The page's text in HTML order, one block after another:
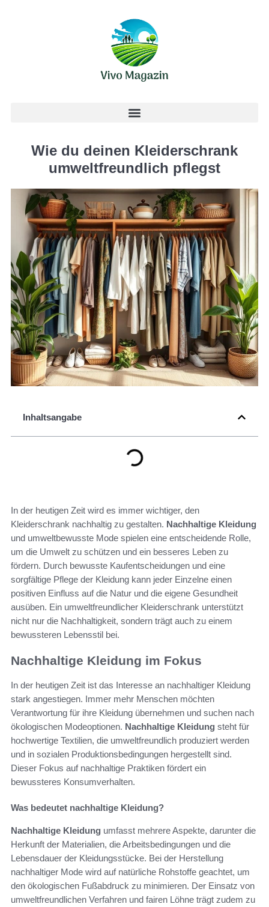
Wie du deinen Kleiderschrank
umweltfreundlich pflegst
Inhaltsangabe
In der heutigen Zeit wird es immer wichtiger, den
Kleiderschrank nachhaltig zu gestalten. Nachhaltige Kleidung
und umweltbewusste Mode spielen eine entscheidende Rolle,
um die Umwelt zu schützen und ein besseres Leben zu
fördern. Durch bewusste Kaufentscheidungen und eine
sorgfältige Pflege der Kleidung kann jeder Einzelne einen
positiven Einfluss auf die Natur und die eigene Gesundheit
ausüben. Ein umweltfreundlicher Kleiderschrank unterstützt
nicht nur die Nachhaltigkeit, sondern trägt auch zu einem
bewussteren Lebensstil bei.
Nachhaltige Kleidung im Fokus
In der heutigen Zeit ist das Interesse an nachhaltiger Kleidung
stark angestiegen. Immer mehr Menschen möchten
Verantwortung für ihre Kleidung übernehmen und suchen nach
ökologischen Modeoptionen. Nachhaltige Kleidung steht für
hochwertige Textilien, die umweltfreundlich produziert werden
und in sozialen Produktionsbedingungen hergestellt sind.
Dieser Fokus auf nachhaltige Praktiken fördert ein
bewussteres Konsumverhalten.
Was bedeutet nachhaltige Kleidung?
Nachhaltige Kleidung umfasst mehrere Aspekte, darunter die
Herkunft der Materialien, die Arbeitsbedingungen und die
Lebensdauer der Kleidungsstücke. Bei der Herstellung
nachhaltiger Mode wird auf natürliche Rohstoffe geachtet, um
den ökologischen Fußabdruck zu minimieren. Der Einsatz von
umweltfreundlichen Verfahren und fairen Löhne trägt zudem zu